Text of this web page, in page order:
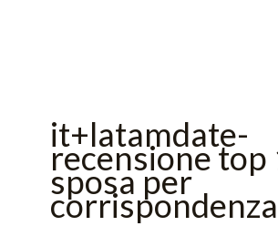
it+latamdate-
recensione top
sposa per
corrispondenza